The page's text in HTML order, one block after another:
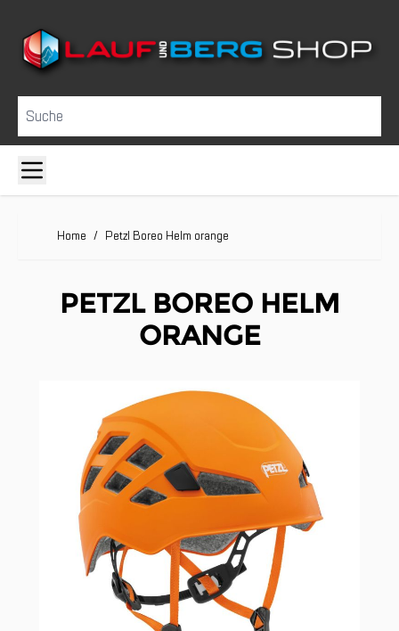
Suche
Home / Petzl Boreo Helm orange
PETZL BOREO HELM
ORANGE
Clicken, um das Karussell zu überspringen